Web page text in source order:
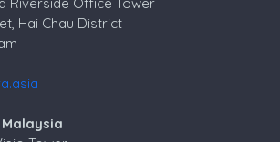
Hai Chau District